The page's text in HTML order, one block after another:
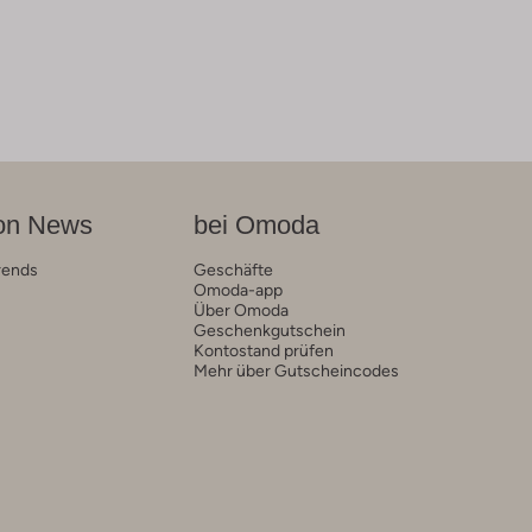
News bei Omoda
Geschäfte
Omoda-app
Über Omoda
Geschenkgutschein
Kontostand prüfen
Mehr über Gutscheincodes